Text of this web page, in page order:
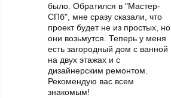
было. Обратился в "Мастер-
СПб", мне сразу сказали, что
проект будет не из простых, но
они возьмутся. Теперь у меня
есть загородный дом с ванной
на двух этажах и с
дизайнерским ремонтом.
Рекомендую вас всем
знакомым!